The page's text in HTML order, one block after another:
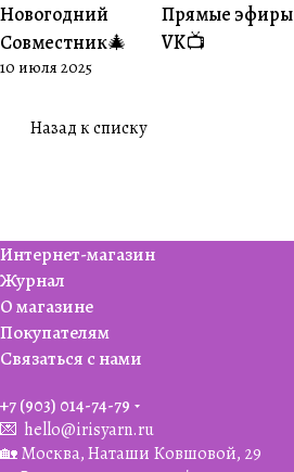
#Совместники
Новогодний
Совместник🎄
10 июля 2025
#Житуха
Прямые эфиры
VK📺
Назад к списку
Интернет-магазин
Журнал
О магазине
Покупателям
Связаться с нами
+7 (903) 014-74-79‬
💌 hello@irisyarn.ru
🏡 Москва, Наташи Ковшовой, 29